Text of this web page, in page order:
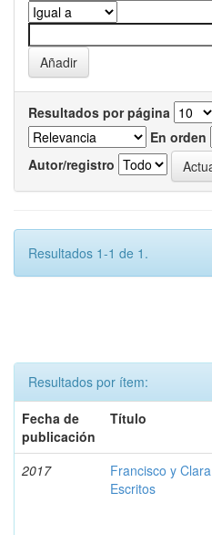
Resultados por página
En orden
Autor/registro
Resultados 1-1 de 1.
Resultados por ítem:
Fecha de
publicación
Título
2017
Francisco y
Escritos